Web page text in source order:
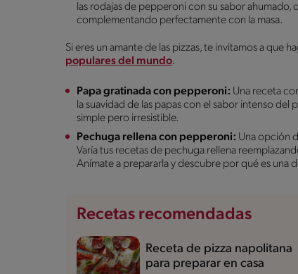
las rodajas de pepperoni con su sabor ahumado,
complementando perfectamente con la masa.
Si eres un amante de las pizzas, te invitamos a que
populares del mundo.
Papa gratinada con pepperoni: Una receta
la suavidad de las papas con el sabor intenso
simple pero irresistible.
Pechuga rellena con pepperoni: Una opción
Varía tus recetas de pechuga rellena
Anímate a prepararla y descubre por qué es una
Recetas recomendadas
Receta de pizza napolitana
para preparar en casa